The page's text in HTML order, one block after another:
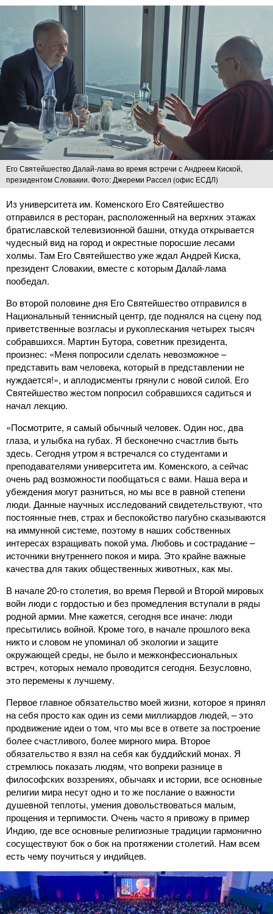
Его Святейшество Далай-лама во время встречи с Андреем Киской,
президентом Словакии. Фото: Джереми Рассел (офис ЕСДЛ)
Из университета им. Коменского Его Святейшество
отправился в ресторан, расположенный на верхних этажах
братиславской телевизионной башни, откуда открывается
чудесный вид на город и окрестные поросшие лесами
холмы. Там Его Святейшество уже ждал Андрей Киска,
президент Словакии, вместе с которым Далай-лама
пообедал.
Во второй половине дня Его Святейшество отправился в
Национальный теннисный центр, где поднялся на сцену под
приветственные возгласы и рукоплескания четырех тысяч
собравшихся. Мартин Бутора, советник президента,
произнес: «Меня попросили сделать невозможное –
представить вам человека, который в представлении не
нуждается!», и аплодисменты грянули с новой силой. Его
Святейшество жестом попросил собравшихся садиться и
начал лекцию.
«Посмотрите, я самый обычный человек. Один нос, два
глаза, и улыбка на губах. Я бесконечно счастлив быть
здесь. Сегодня утром я встречался со студентами и
преподавателями университета им. Коменского, а сейчас
очень рад возможности пообщаться с вами. Наша вера и
убеждения могут разниться, но мы все в равной степени
люди. Данные научных исследований свидетельствуют, что
постоянные гнев, страх и беспокойство пагубно сказываются
на иммунной системе, поэтому в наших собственных
интересах взращивать покой ума. Любовь и сострадание –
источники внутреннего покоя и мира. Это крайне важные
качества для таких общественных животных, как мы.
В начале 20-го столетия, во время Первой и Второй мировых
войн люди с гордостью и без промедления вступали в ряды
родной армии. Мне кажется, сегодня все иначе: люди
пресытились войной. Кроме того, в начале прошлого века
никто и словом не упоминал об экологии и защите
окружающей среды, не было и межконфессиональных
встреч, которых немало проводится сегодня. Безусловно,
это перемены к лучшему.
Первое главное обязательство моей жизни, которое я принял
на себя просто как один из семи миллиардов людей, – это
продвижение идеи о том, что мы все в ответе за построение
более счастливого, более мирного мира. Второе
обязательство я взял на себя как буддийский монах. Я
стремлюсь показать людям, что вопреки разнице в
философских воззрениях, обычаях и истории, все основные
религии мира несут одно и то же послание о важности
душевной теплоты, умения довольствоваться малым,
прощения и терпимости. Очень часто я привожу в пример
Индию, где все основные религиозные традиции гармонично
сосуществуют бок о бок на протяжении столетий. Нам всем
есть чему поучиться у индийцев.